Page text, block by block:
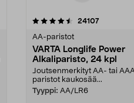
24107arvostelut
AA-paristot
VARTA Longlife Power
Alkaliparisto, 24 kpl
Joutsenmerkityt AA- tai
paristot kaukosää...
Tyyppi: AA/LR6
4.5viidestä